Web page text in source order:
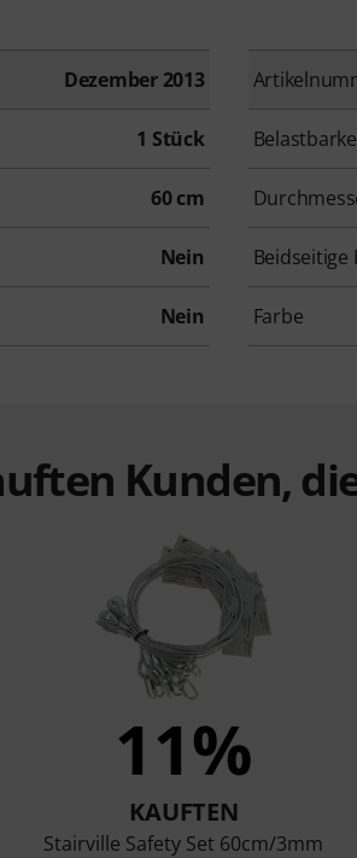
Dezember 2013
1 Stück
60 cm
Nein Beidseitige
Nein Farbe
Kunden,
11%
KAUFTEN
Stairville Safety Set 60cm/3mm